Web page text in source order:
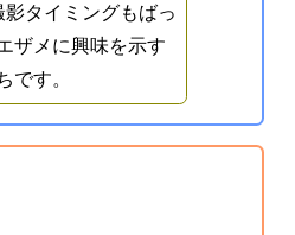
タイミングもばっ
ザメに興味を示す
です。